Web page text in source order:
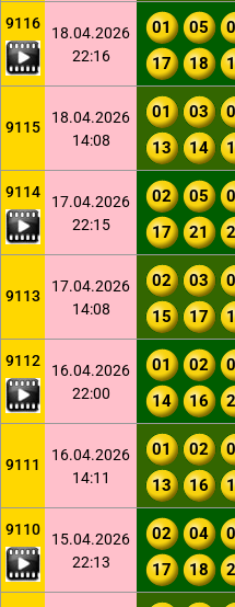
9116
18.04.2026
22:16
01 05
17
18
9115
18.04.2026
14:08
01 03
13
14
9114
17.04.2026
22:15
02 05
17
21
9113
17.04.2026
14:08
02 03
15
17
9112
16.04.2026
22:00
01 02
14
16
9111
16.04.2026
14:11
01 02
13
16
9110
15.04.2026
22:13
02 04
17
18